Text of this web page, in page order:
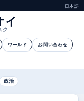
日本語
イ
ク
ワールド お問い合わせ
政治